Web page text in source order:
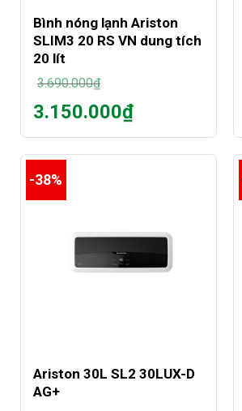
Bình nóng lạnh Ariston
SLIM3 20 RS VN dung tích
20 lít
3.690.000₫
Giá
gốc
là:
3.150.000₫
tại
là:
3.150.000₫.
-38%
Ariston 30L SL2 30LUX-D
AG+